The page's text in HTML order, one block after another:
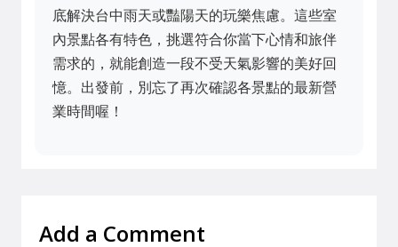
底解決台中雨天或豔陽天的玩樂焦慮。這些室
內景點各有特色，挑選符合你當下心情和旅伴
需求的，就能創造一段不受天氣影響的美好回
憶。出發前，別忘了再次確認各景點的最新營
業時間喔！
Add a Comment